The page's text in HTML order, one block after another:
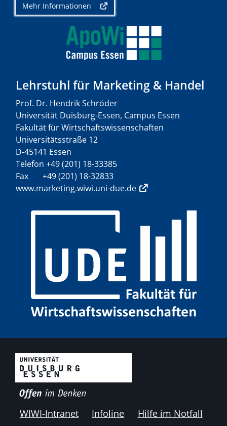
Mehr Informationen
Lehrstuhl für Marketing & Handel
Prof. Dr. Hendrik Schröder
Universität Duisburg-Essen, Campus Essen
Fakultät für Wirtschaftswissenschaften
Universitätsstraße 12
D-45141 Essen
Telefon +49 (201) 18-33385
Fax +49 (201) 18-32833
www.marketing.wiwi.uni-due.de
WIWI-Intranet Infoline
Hilfe im Notfall